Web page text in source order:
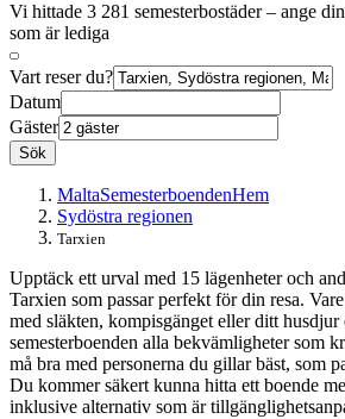
Vi hittade 3 281 semesterbostäder – ange
som är lediga
Vart reser du?
Datum
Gäster
Sök
MaltaSemesterboendenHem
Sydöstra regionen
Tarxien
Upptäck ett urval med 15 lägenheter och
Tarxien som passar perfekt för din resa.
med släkten, kompisgänget eller ditt husdjur
semesterboenden alla bekvämligheter som
må bra med personerna du gillar bäst, som
Du kommer säkert kunna hitta ett boende
inklusive alternativ som är